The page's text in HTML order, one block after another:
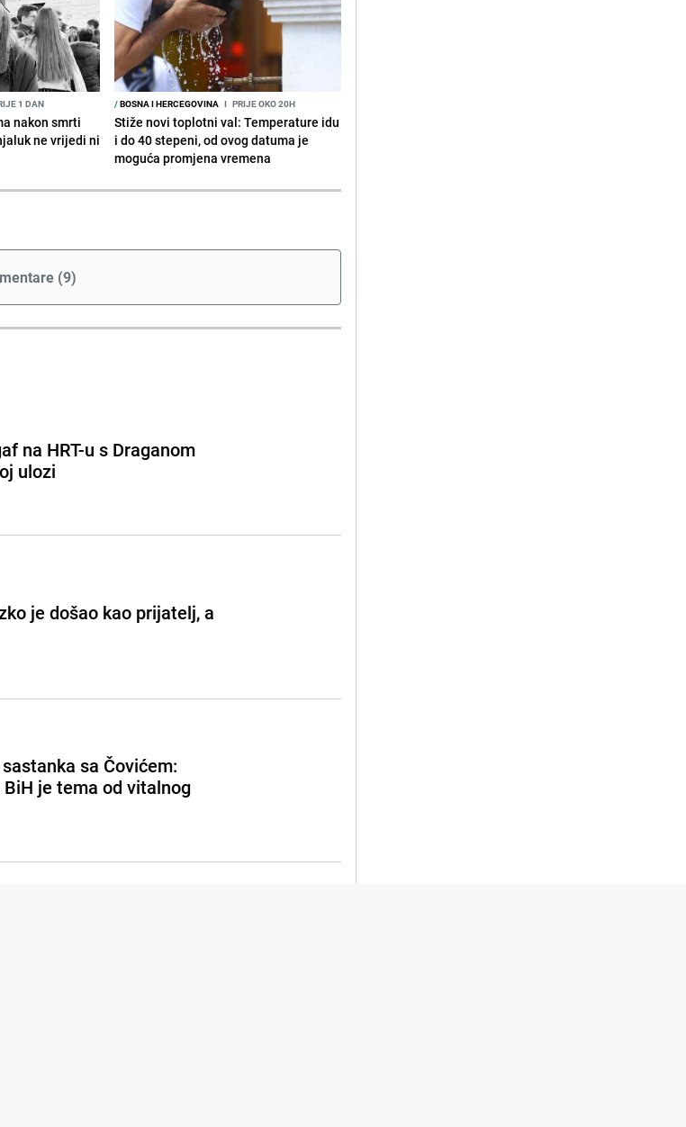
1 DAN
nakon smrti
ne vrijedi ni
/BOSNA I HERCEGOVINA I PRIJE OKO 20H
Stiže novi toplotni val: Temperature idu
i do 40 stepeni, od ovog datuma je
moguća promjena vremena
(9)
na HRT-u s Draganom
ulozi
je došao kao prijatelj, a
sa Čovićem:
je tema od vitalnog